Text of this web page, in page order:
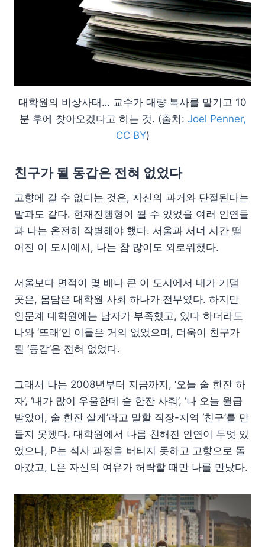
대학원의 비상사태… 교수가 대량 복사를 맡기고 10
분 후에 찾아오겠다고 하는 것. (출처: Joel Penner,
CC BY)
친구가 될 동갑은 전혀 없었다
고향에 갈 수 없다는 것은, 자신의 과거와 단절된다는
말과도 같다. 현재진행형이 될 수 있었을 여러 인연들
과 나는 온전히 작별해야 했다. 서울과 서너 시간 떨
어진 이 도시에서, 나는 참 많이도 외로워했다.
서울보다 면적이 몇 배나 큰 이 도시에서 내가 기댈
곳은, 몸담은 대학원 사회 하나가 전부였다. 하지만
인문계 대학원에는 남자가 부족했고, 있다 하더라도
나와 ‘또래’인 이들은 거의 없었으며, 더욱이 친구가
될 ‘동갑’은 전혀 없었다.
그래서 나는 2008년부터 지금까지, ‘오늘 술 한잔 하
자’, ‘내가 많이 우울한데 술 한잔 사줘’, ‘나 오늘 월급
받았어, 술 한잔 살게’라고 말할 직장-지역 ‘친구’를 만
들지 못했다. 대학원에서 나름 친해진 인연이 두엇 있
었으나, P는 석사 과정을 버티지 못하고 고향으로 돌
아갔고, L은 자신의 여유가 허락할 때만 나를 만났다.